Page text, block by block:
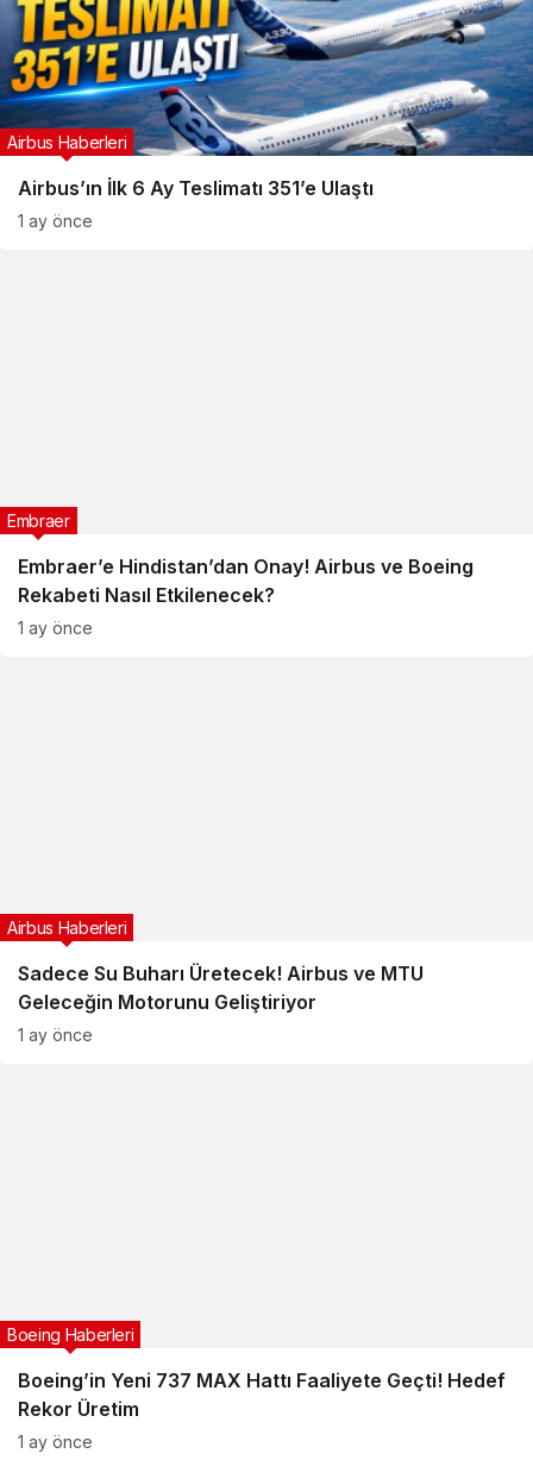
Airbus’ın İlk 6 Ay Teslimatı 351’e Ulaştı
Airbus Haberleri
1 ay önce
Embraer’e Hindistan’dan Onay! Airbus ve Boeing
Rekabeti Nasıl Etkilenecek?
Embraer
1 ay önce
Sadece Su Buharı Üretecek! Airbus ve MTU
Geleceğin Motorunu Geliştiriyor
Airbus Haberleri
1 ay önce
Boeing’in Yeni 737 MAX Hattı Faaliyete Geçti! Hedef
Rekor Üretim
Boeing Haberleri
1 ay önce